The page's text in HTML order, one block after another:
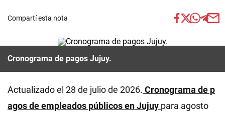
Compartí esta nota
Cronograma de pagos Jujuy.
Actualizado el 28 de julio de 2026. Cronograma de p
agos de empleados públicos en Jujuy para agosto